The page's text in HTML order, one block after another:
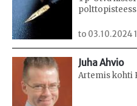
to 03.10.2024
Juha Ahvio
Artemis kohti